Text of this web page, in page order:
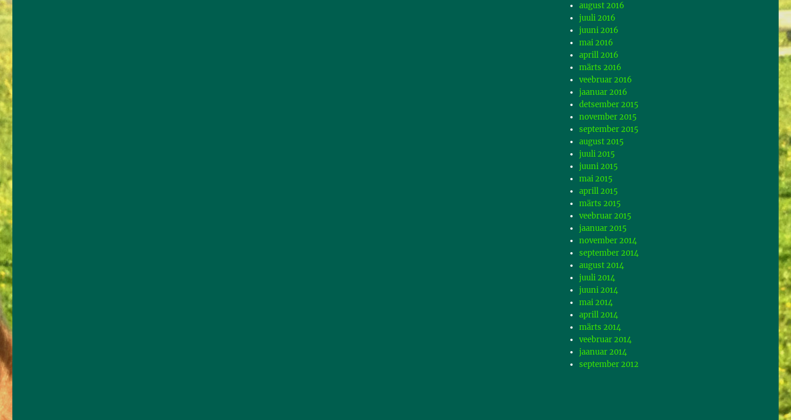
august 2016
juuli 2016
juuni 2016
mai 2016
aprill 2016
märts 2016
veebruar 2016
jaanuar 2016
detsember 2015
november 2015
september 2015
august 2015
juuli 2015
juuni 2015
mai 2015
aprill 2015
märts 2015
veebruar 2015
jaanuar 2015
november 2014
september 2014
august 2014
juuli 2014
juuni 2014
mai 2014
aprill 2014
märts 2014
veebruar 2014
jaanuar 2014
september 2012